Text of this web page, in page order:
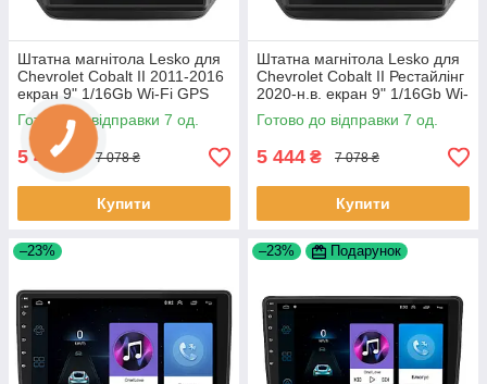
Штатна магнітола Lesko для
Chevrolet Cobalt II 2011-2016
екран 9" 1/16Gb Wi-Fi GPS
Base Шевроле Кобальт 7 шт.
Готово до відправки 7 од.
5 444 7 078 ₴
Купити
Штатна магнітола Lesko для
Chevrolet Cobalt II Рестайлінг
2020-н.в. екран 9" 1/16Gb Wi-
Fi GPS Base 7 шт.
Готово до відправки 7 од.
5 444 ₴ 7 078 ₴
Купити
–23% –23% Подарунок